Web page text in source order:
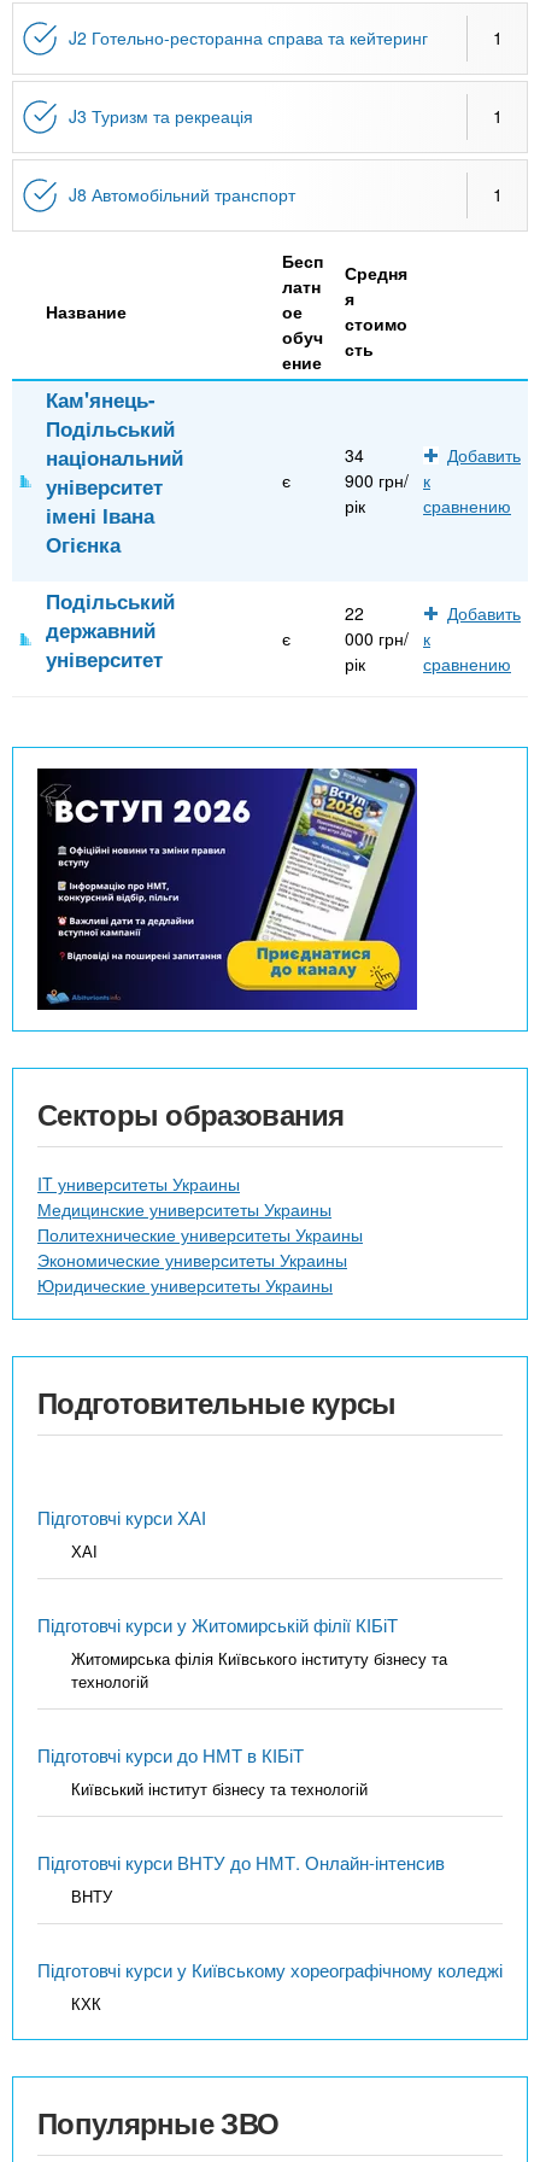
n
t
s
.
n
o
а
е
д
Онлайн курсы
За рубежом
J2 Готельно-ресторанна справа та кейтеринг 1
J3 Туризм та рекреація 1
J8 Автомобільний транспорт 1
Название
Бесп
латн
ое
обуч
ение
Средня
я
стоимо
сть
Кам'янець-
Подільський
національний
університет
імені Івана
Огієнка
є
34
900 грн/
рік
Добавить
к
сравнению
Подільський
державний
університет
є
22
000 грн/
рік
Добавить
к
сравнению
Секторы образования
IT университеты Украины
Медицинские университеты Украины
Политехнические университеты Украины
Экономические университеты Украины
Юридические университеты Украины
Подготовительные курсы
Підготовчі курси ХАІ
ХАІ
Підготовчі курси у Житомирській філії КІБіТ
Житомирська філія Київського інституту бізнесу та
технологій
Підготовчі курси до НМТ в КІБіТ
Київський інститут бізнесу та технологій
Підготовчі курси ВНТУ до НМТ. Онлайн-інтенсив
ВНТУ
Підготовчі курси у Київському хореографічному коледжі
КХК
Популярные ЗВО